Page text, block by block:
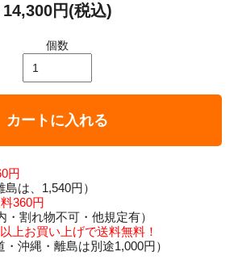
14,300円(税込)
個数
カートに入れる
円
島は、1,540円）
360円
・割れ物不可・他規定有）
上お買い上げで送料無料！
・沖縄・離島は別途1,000円）